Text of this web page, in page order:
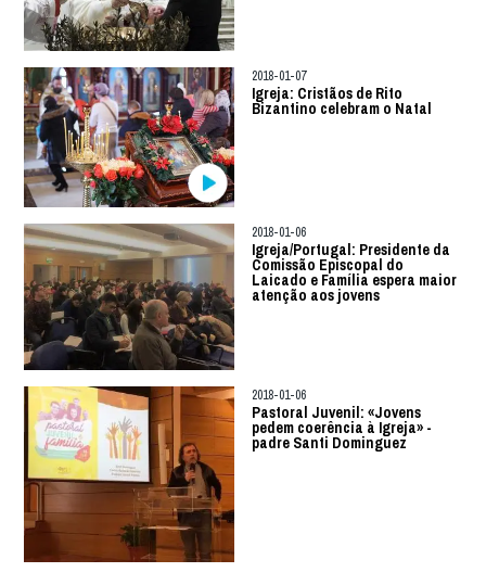
2018-01-07
Igreja: Cristãos de Rito
Bizantino celebram o Natal
2018-01-06
Igreja/Portugal: Presidente da
Comissão Episcopal do
Laicado e Família espera maior
atenção aos jovens
2018-01-06
Pastoral Juvenil: «Jovens
pedem coerência à Igreja» -
padre Santi Dominguez